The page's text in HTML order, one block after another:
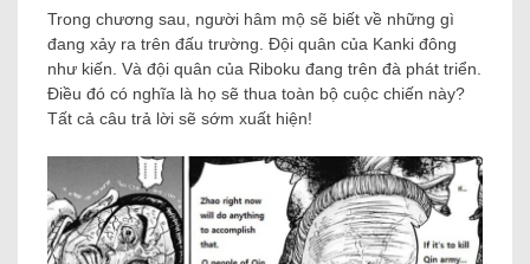
Trong chương sau, người hâm mộ sẽ biết về những gì
đang xảy ra trên đấu trường. Đội quân của Kanki đông
như kiến. Và đội quân của Riboku đang trên đà phát triển.
Điều đó có nghĩa là họ sẽ thua toàn bộ cuộc chiến này?
Tất cả câu trả lời sẽ sớm xuất hiện!